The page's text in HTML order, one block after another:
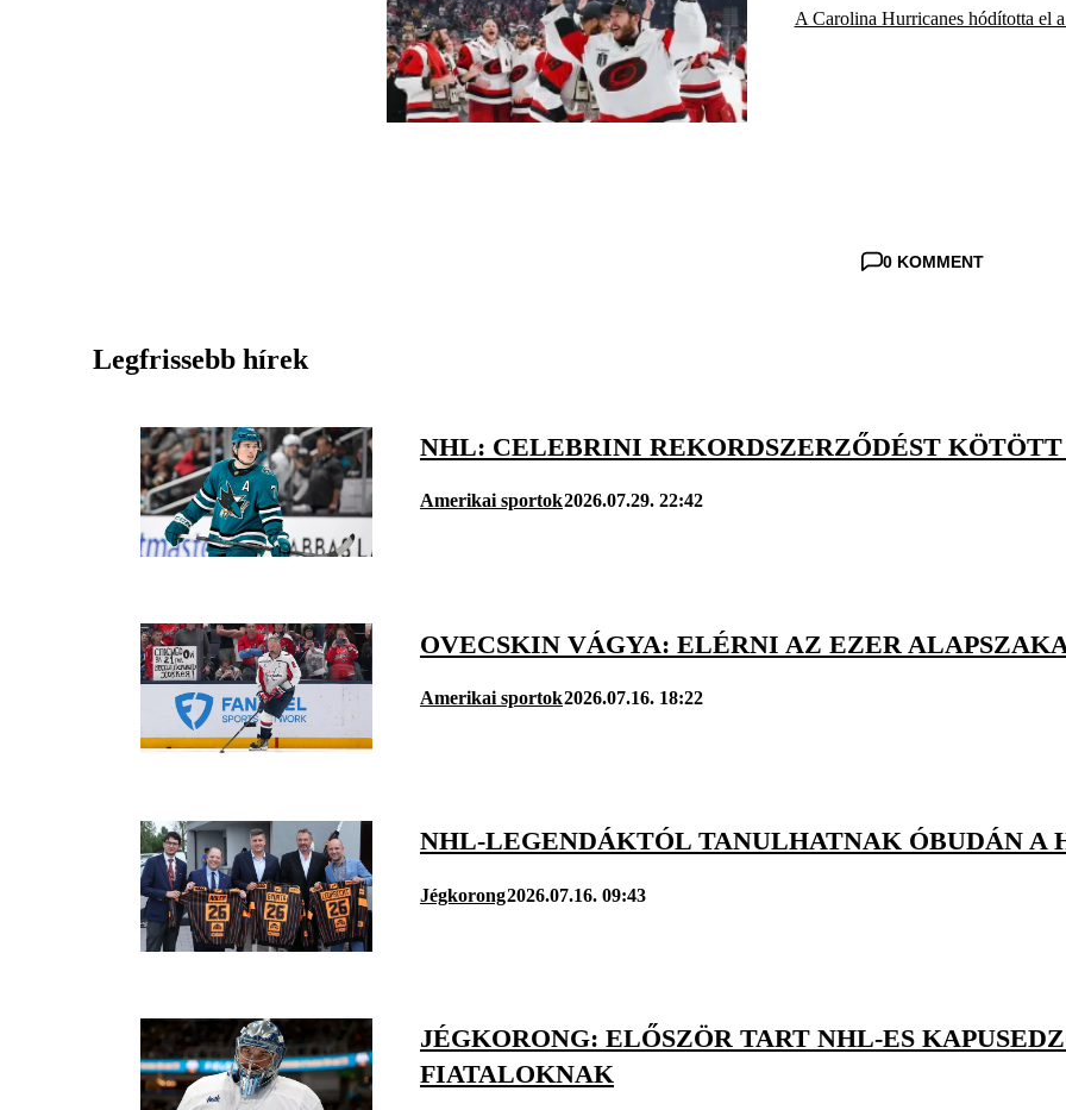
A Carolina Hurricanes hódította el
0 KOMMENT
Legfrissebb hírek
NHL: CELEBRINI REKORDSZERZŐDÉST KÖTÖTT
Amerikai sportok2026.07.29. 22:42
OVECSKIN VÁGYA: ELÉRNI AZ EZER
Amerikai sportok2026.07.16. 18:22
NHL-LEGENDÁKTÓL TANULHATNAK ÓBUDÁN A
Jégkorong2026.07.16. 09:43
JÉGKORONG: ELŐSZÖR TART NHL-ES
FIATALOKNAK